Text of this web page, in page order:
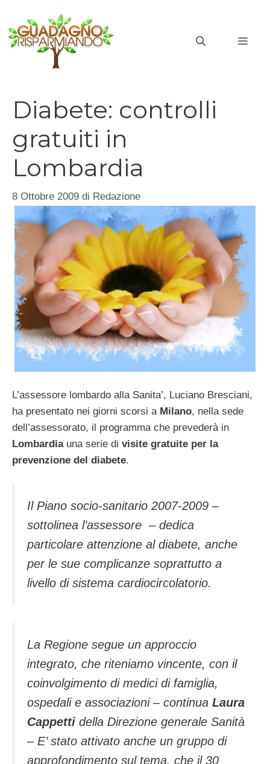
contenuto
Diabete: controlli
gratuiti in
Lombardia
8 Ottobre 2009 di Redazione
L’assessore lombardo alla Sanita’, Luciano Bresciani,
ha presentato nei giorni scorsi a Milano, nella sede
dell’assessorato, il programma che prevederà in
Lombardiauna serie di visite gratuite per la
prevenzione del diabete.
Il Piano socio-sanitario 2007-2009 –
sottolinea l’assessore – dedica
particolare attenzione al diabete, anche
per le sue complicanze soprattutto a
livello di sistema cardiocircolatorio.
La Regione segue un approccio
integrato, che riteniamo vincente, con il
coinvolgimento di medici di famiglia,
ospedali e associazioni – continua Laura
Cappetti della Direzione generale Sanità
– E’ stato attivato anche un gruppo di
approfondimento sul tema, che il 30